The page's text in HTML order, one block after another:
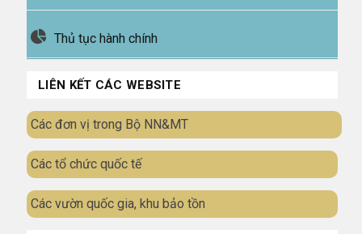
Thủ tục hành chính
LIÊN KẾT CÁC WEBSITE
Các đơn vị trong Bộ NN&MT
Các tổ chức quốc tế
Các vườn quốc gia, khu bảo tồn